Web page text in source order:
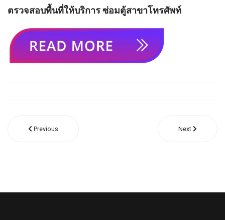
ตรวจสอบพื้นที่ให้บริการ ซ่อมตู้สาขาโทรศัพท์
Previous Next